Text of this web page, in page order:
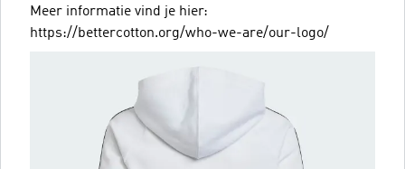
Meer informatie vind je hier:
https://bettercotton.org/who-we-are/our-logo/